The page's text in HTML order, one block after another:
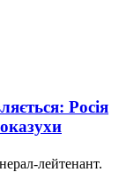
Росія
лейтенант.